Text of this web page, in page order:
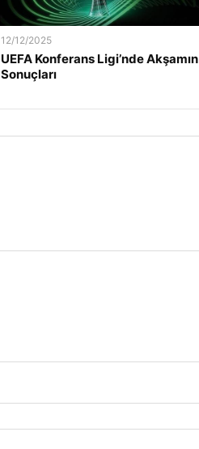
12/12/2025
UEFA Konferans Ligi’nde Akşamın
Sonuçları